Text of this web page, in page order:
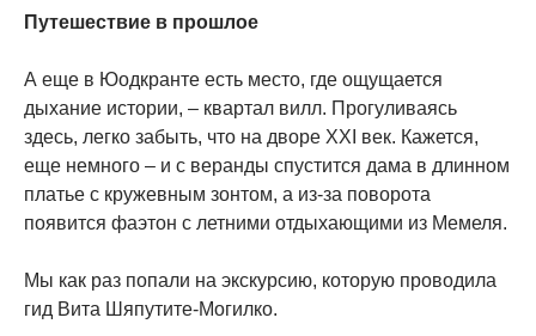
Путешествие в прошлое
А еще в Юодкранте есть место, где ощущается
дыхание истории, – квартал вилл. Прогуливаясь
здесь, легко забыть, что на дворе XXI век. Кажется,
еще немного – и с веранды спустится дама в длинном
платье с кружевным зонтом, а из-за поворота
появится фаэтон с летними отдыхающими из Мемеля.
Мы как раз попали на экскурсию, которую проводила
гид Вита Шяпутите-Могилко.